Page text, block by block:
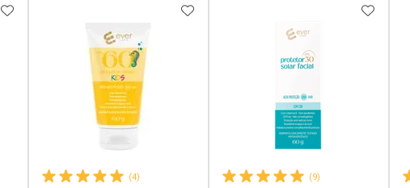
ADICIONAR AOS FAVORITOS
(4)
ADICIONAR AOS FAVORITOS
(9)